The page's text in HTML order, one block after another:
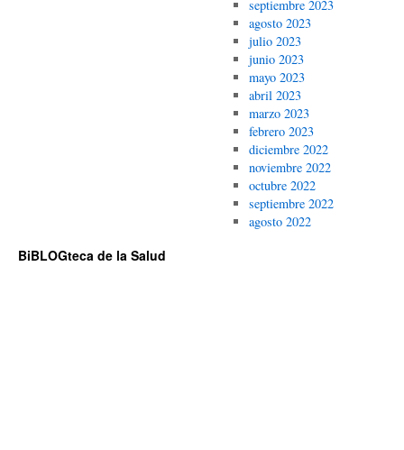
septiembre 2023
agosto 2023
julio 2023
junio 2023
mayo 2023
abril 2023
marzo 2023
febrero 2023
diciembre 2022
noviembre 2022
octubre 2022
septiembre 2022
agosto 2022
BiBLOGteca de la Salud